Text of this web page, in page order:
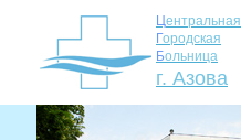
Центральная
Городская
Больница
г. Азова